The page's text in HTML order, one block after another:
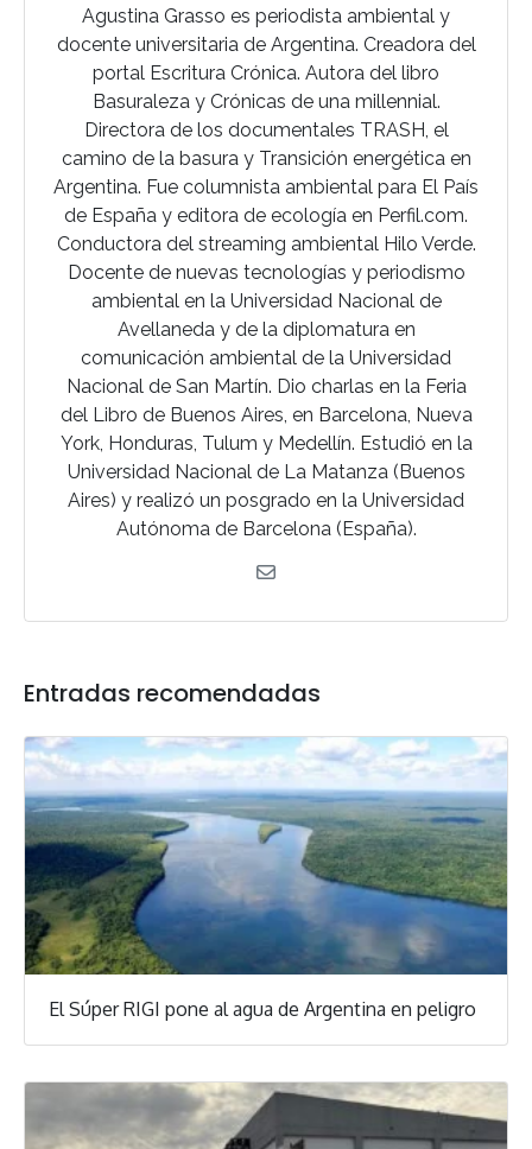
Agustina Grasso es periodista ambiental y
docente universitaria de Argentina. Creadora del
portal Escritura Crónica. Autora del libro
Basuraleza y Crónicas de una millennial.
Directora de los documentales TRASH, el
camino de la basura y Transición energética en
Argentina. Fue columnista ambiental para El País
de España y editora de ecología en Perfil.com.
Conductora del streaming ambiental Hilo Verde.
Docente de nuevas tecnologías y periodismo
ambiental en la Universidad Nacional de
Avellaneda y de la diplomatura en
comunicación ambiental de la Universidad
Nacional de San Martín. Dio charlas en la Feria
del Libro de Buenos Aires, en Barcelona, Nueva
York, Honduras, Tulum y Medellín. Estudió en la
Universidad Nacional de La Matanza (Buenos
Aires) y realizó un posgrado en la Universidad
Autónoma de Barcelona (España).
Entradas recomendadas
El Súper RIGI pone al agua de Argentina en peligro